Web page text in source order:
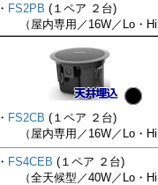
・ FS2PB (１ペア ２台)
（屋内専用／16W／Lo・
・ FS2CB (１ペア ２台)
（屋内専用／16W／Lo・
・ FS4CEB (１ペア ２台)
（全天候型／40W／Lo・